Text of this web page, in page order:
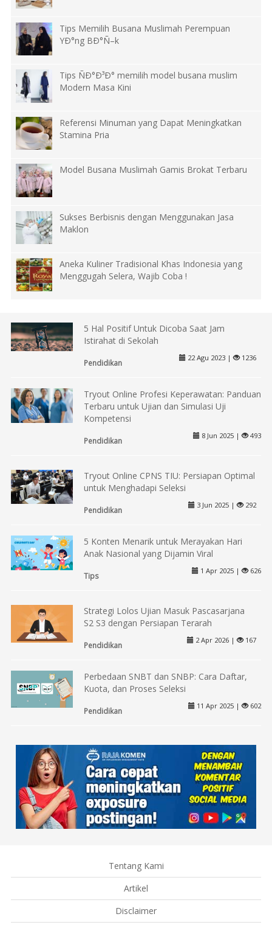
Tips Memilih Busana Muslimah Perempuan
YÐ°ng BÐ°Ñ–k
Tips ÑÐ°Ð³Ð° memilih model busana muslim
Modern Masa Kini
Referensi Minuman yang Dapat Meningkatkan
Stamina Pria
Model Busana Muslimah Gamis Brokat Terbaru
Sukses Berbisnis dengan Menggunakan Jasa
Maklon
Aneka Kuliner Tradisional Khas Indonesia yang
Menggugah Selera, Wajib Coba !
5 Hal Positif Untuk Dicoba Saat Jam
Istirahat di Sekolah
Pendidikan
22 Agu 2023 | 1236
Tryout Online Profesi Keperawatan: Panduan
Terbaru untuk Ujian dan Simulasi Uji
Kompetensi
Pendidikan
8 Jun 2025 | 493
Tryout Online CPNS TIU: Persiapan Optimal
untuk Menghadapi Seleksi
Pendidikan
3 Jun 2025 | 292
5 Konten Menarik untuk Merayakan Hari
Anak Nasional yang Dijamin Viral
Tips
1 Apr 2025 | 626
Strategi Lolos Ujian Masuk Pascasarjana
S2 S3 dengan Persiapan Terarah
Pendidikan
2 Apr 2026 | 167
Perbedaan SNBT dan SNBP: Cara Daftar,
Kuota, dan Proses Seleksi
Pendidikan
11 Apr 2025 | 602
Tentang Kami
Artikel
Disclaimer